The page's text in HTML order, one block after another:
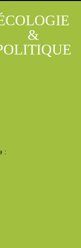
&
: